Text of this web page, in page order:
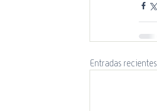
Entradas recientes